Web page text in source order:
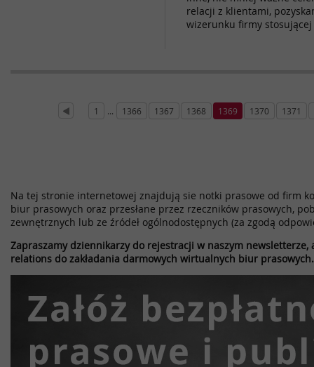
relacji z klientami,
wizerunku firmy
1 ... 1366 1367 1368 1369 1370 1371
Na tej stronie internetowej znajdują sie notki prasowe od firm
biur prasowych oraz przesłane przez rzeczników prasowych,
zewnętrznych lub ze źródeł ogólnodostępnych (za zgodą
Zapraszamy dziennikarzy do rejestracji w naszym
relations do zakładania darmowych wirtualnych biur prasowych.